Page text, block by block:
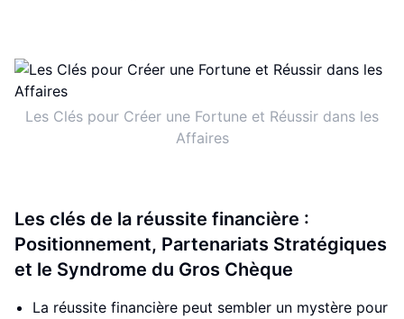
Les Clés pour Créer une Fortune et Réussir dans les
Affaires
Les clés de la réussite financière :
Positionnement, Partenariats Stratégiques
et le Syndrome du Gros Chèque
La réussite financière peut sembler un mystère pour